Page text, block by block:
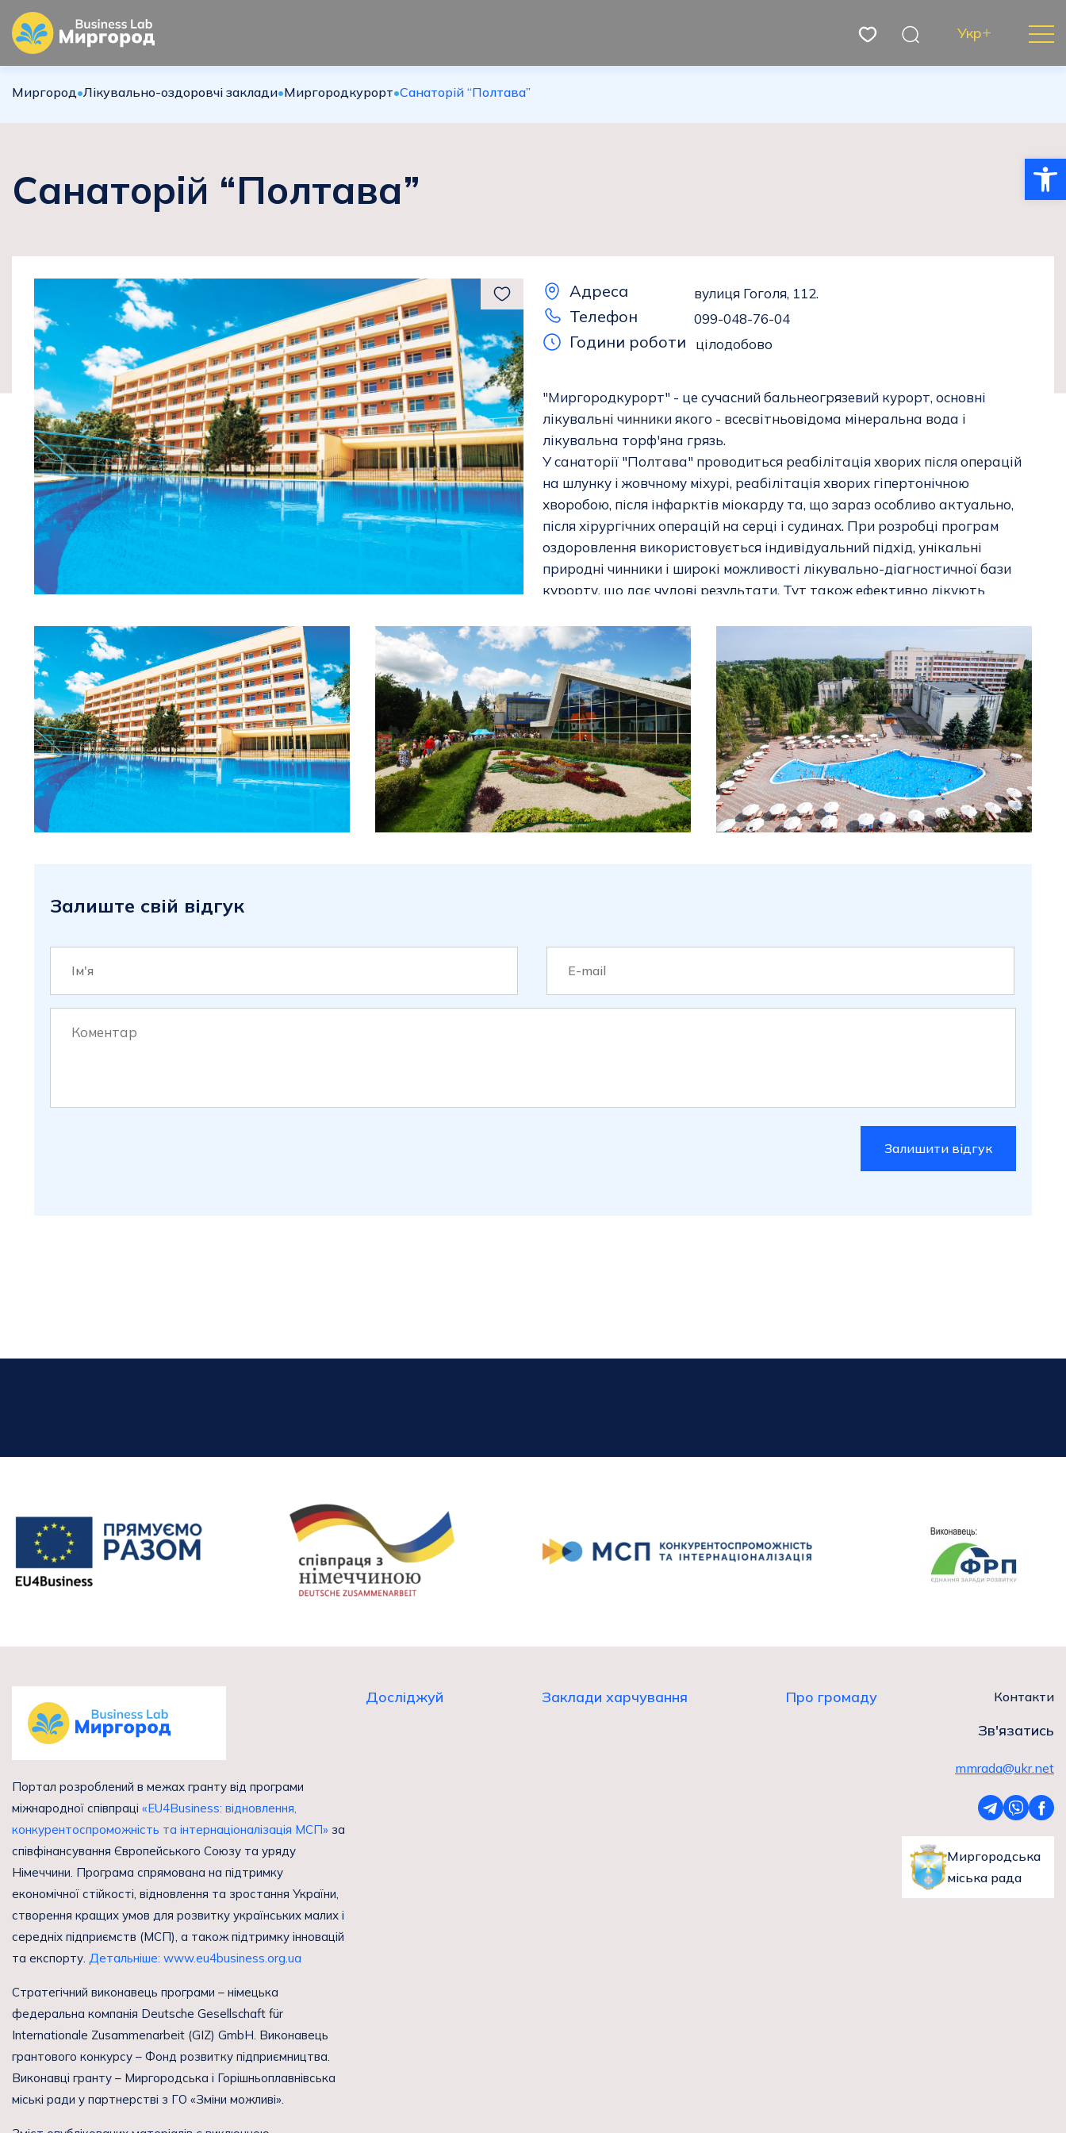
Укр
Миргород•Лікувально-оздоровчі заклади•Миргородкурорт•Санаторій “Полтава”
Санаторій “Полтава”
Адреса вулиця Гоголя, 112.
Телефон 099-048-76-04
Години роботи цілодобово
"Миргородкурорт" - це сучасний бальнеогрязевий курорт, основні
лікувальні чинники якого - всесвітньовідома мінеральна вода і
лікувальна торф'яна грязь.
У санаторії "Полтава" проводиться реабілітація хворих після операцій
на шлунку і жовчному міхурі, реабілітація хворих гіпертонічною
хворобою, після інфарктів міокарду та, що зараз особливо актуально,
після хірургічних операцій на серці і судинах. При розробці програм
оздоровлення використовується індивідуальний підхід, унікальні
природні чинники і широкі можливості лікувально-діагностичної бази
курорту, що дає чудові результати. Тут також ефективно лікують
оперативних втручань.
Дивитися на сайті
Дивитися на мапі
Залиште свій відгук
Портал розроблений в межах гранту від програми
міжнародної співпраці «EU4Business: відновлення,
конкурентоспроможність та інтернаціоналізація МСП» за
співфінансування Європейського Союзу та уряду
Німеччини. Програма спрямована на підтримку
економічної стійкості, відновлення та зростання України,
створення кращих умов для розвитку українських малих і
середніх підприємств (МСП), а також підтримку інновацій
та експорту. Детальніше: www.eu4business.org.ua
Стратегічний виконавець програми – німецька
федеральна компанія Deutsche Gesellschaft für
Internationale Zusammenarbeit (GIZ) GmbH. Виконавець
грантового конкурсу – Фонд розвитку підприємництва.
Виконавці гранту – Миргородська і Горішньоплавнівська
міські ради у партнерстві з ГО «Зміни можливі».
Досліджуй Заклади харчування Про громаду Контакти
Зв'язатись
mmrada@ukr.net
Миргородська
міська рада